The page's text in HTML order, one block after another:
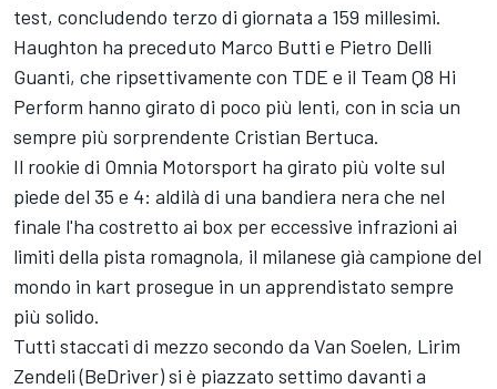
test, concludendo terzo di giornata a 159 millesimi.
Haughton ha preceduto Marco Butti e Pietro Delli
Guanti, che ripsettivamente con TDE e il Team Q8 Hi
Perform hanno girato di poco più lenti, con in scia un
sempre più sorprendente Cristian Bertuca.
Il rookie di Omnia Motorsport ha girato più volte sul
piede del 35 e 4: aldilà di una bandiera nera che nel
finale l'ha costretto ai box per eccessive infrazioni ai
limiti della pista romagnola, il milanese già campione del
mondo in kart prosegue in un apprendistato sempre
più solido.
Tutti staccati di mezzo secondo da Van Soelen, Lirim
Zendeli (BeDriver) si è piazzato settimo davanti a